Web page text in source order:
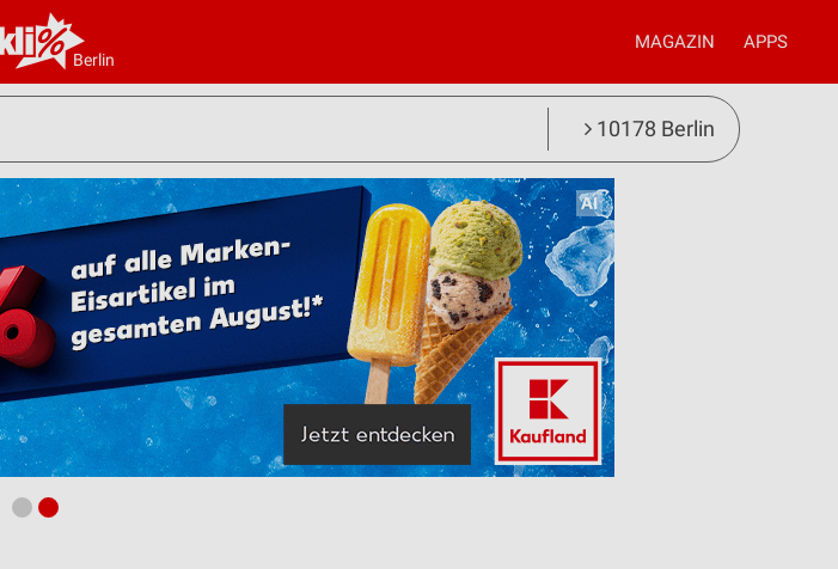
Berlin
MAGAZIN APPS
10178 Berlin